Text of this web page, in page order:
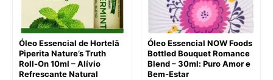
Óleo Essencial de Hortelã
Piperita Nature’s Truth
Roll-On 10ml – Alívio
Refrescante Natural
Óleo Essencial NOW Foods
Bottled Bouquet Romance
Blend – 30ml: Puro Amor e
Bem-Estar